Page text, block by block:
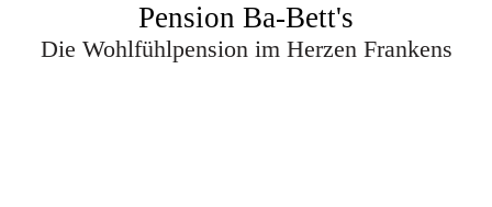
Pension Ba-Bett's
Die Wohlfühlpension im Herzen Frankens